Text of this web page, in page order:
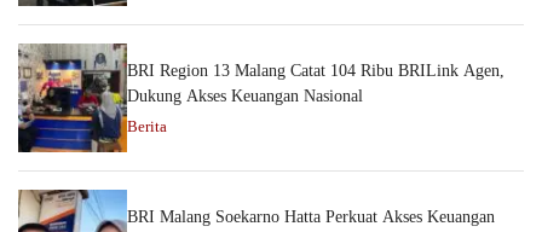
BRI Region 13 Malang Catat 104 Ribu BRILink Agen,
Dukung Akses Keuangan Nasional
Berita
BRI Malang Soekarno Hatta Perkuat Akses Keuangan